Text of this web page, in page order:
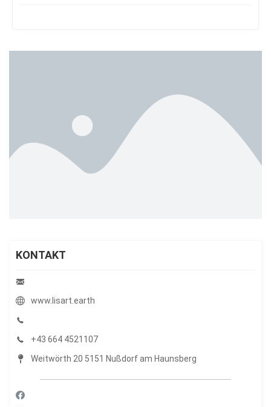
KONTAKT
www.lisart.earth
+43 664 4521107
Weitwörth 20 5151 Nußdorf am Haunsberg